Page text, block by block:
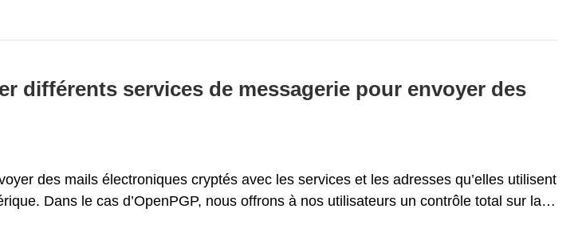
différents services de messagerie pour envoyer des
des mails électroniques cryptés avec les services et les adresses qu’elles utilisent
Dans le cas d’OpenPGP, nous offrons à nos utilisateurs un contrôle total sur la…